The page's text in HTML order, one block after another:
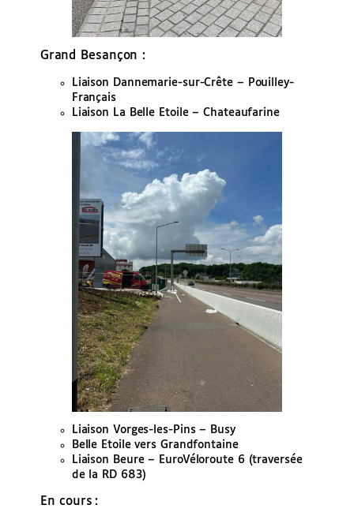
Grand Besançon :
Liaison Dannemarie-sur-Crête – Pouilley-
Français
Liaison La Belle Etoile – Chateaufarine
Liaison Vorges-les-Pins – Busy
Belle Etoile vers Grandfontaine
Liaison Beure – EuroVéloroute 6 (traversée
de la RD 683)
En cours :